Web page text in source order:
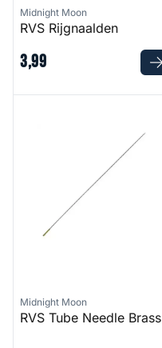
Midnight Moon
RVS Rijgnaalden
3,99
Midnight Moon
RVS Tube Needle Brass